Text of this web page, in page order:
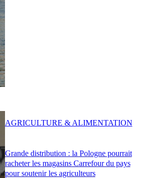
Grande distribution : la Pologne pourrait
racheter les magasins Carrefour du pays
pour soutenir les agriculteurs
AGRICULTURE & ALIMENTATION